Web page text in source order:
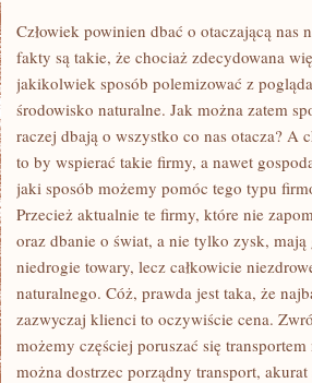
WIELKIEGO
ROZWOJU
Człowiek powinien dbać o otaczającą
fakty są takie, że chociaż zdecydowana
jakikolwiek sposób polemizować z
środowisko naturalne. Jak można zatem
raczej dbają o wszystko co nas otacza? A
to by wspierać takie firmy, a nawet
jaki sposób możemy pomóc tego typu
Przecież aktualnie te firmy, które nie
oraz dbanie o świat, a nie tylko zysk,
niedrogie towary, lecz całkowicie
naturalnego. Cóż, prawda jest taka, że
zazwyczaj klienci to oczywiście cena.
możemy częściej poruszać się
można dostrzec porządny transport,